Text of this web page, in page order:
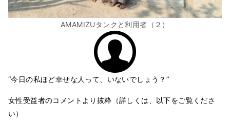
AMAMIZUタンクと利用者（２）
“今日の私ほど幸せな人って、いないでしょう？”
女性受益者のコメントより抜粋（詳しくは、以下をご覧くださ
い）